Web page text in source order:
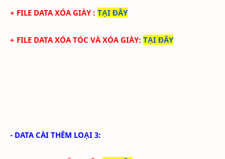
+ FILE DATAXÓA GIÀY : TẠI ĐÂY
+ FILE DATAXÓA TÓC VÀ XÓA GIÀY: TẠI ĐÂY
- DATA CÀI THÊM LOẠI 3: